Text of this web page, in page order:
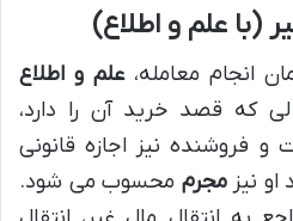
(با علم و اطلاع)
انجام معامله،علم و اطلاع
که قصد خرید آن را دارد،
فروشنده نیز اجازه قانونی
او نیزمجرم محسوب می شود.